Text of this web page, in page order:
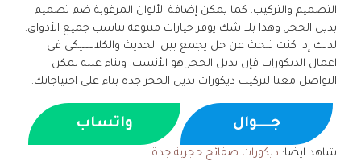
التصميم والتركيب. كما يمكن إضافة الألوان المرغوبة ضم تصميم
بديل الحجر. وهذا بلا شك يوفر خيارات متنوعة تناسب جميع الأذواق.
لذلك إذا كنت تبحث عن حل يجمع بين الحديث والكلاسيكي في
اعمال الديكورات فإن بديل الحجر هو الأنسب. وبناء عليه يمكن
التواصل معنا لتركيب ديكورات بديل الحجر جدة بناء على احتياجاتك.
جــــوال واتساب
شاهد ايضا: ديكورات صفائح حجرية جدة